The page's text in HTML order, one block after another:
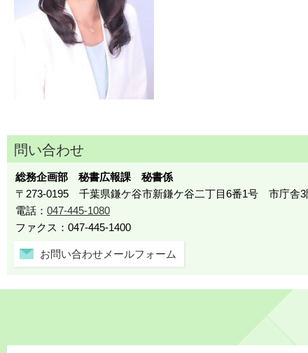
問い合わせ
総務企画部 秘書広報課 秘書係
〒273-0195 千葉県鎌ケ谷市新鎌ケ谷二丁目6番1号 市庁舎3
電話： 047-445-1080
ファクス：047-445-1400
お問い合わせメールフォーム